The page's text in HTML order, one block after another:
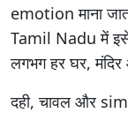
emotion माना
Tamil Nadu में
लगभग हर घर,
दही, चावल और